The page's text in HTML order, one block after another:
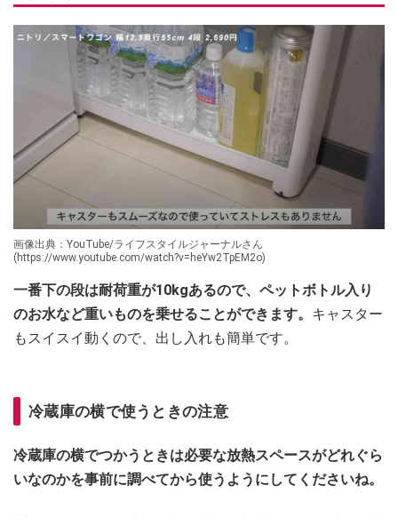
画像出典：YouTube/ライフスタイルジャーナルさん
(https://www.youtube.com/watch?v=heYw2TpEM2o)
一番下の段は耐荷重が10kgあるので、ペットボトル入り
のお水など重いものを乗せることができます。 キャスター
もスイスイ動くので、出し入れも簡単です。
冷蔵庫の横で使うときの注意
冷蔵庫の横でつかうときは必要な放熱スペースがどれぐら
いなのかを事前に調べてから使うようにしてくださいね。